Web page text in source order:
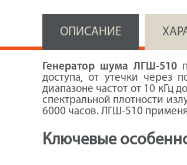
ОПИСАНИЕ
Генератор шума ЛГШ-510
доступа, от утечки через
диапазоне частот от 10 кГц
спектральной плотности
6000 часов. ЛГШ-510
Ключевые